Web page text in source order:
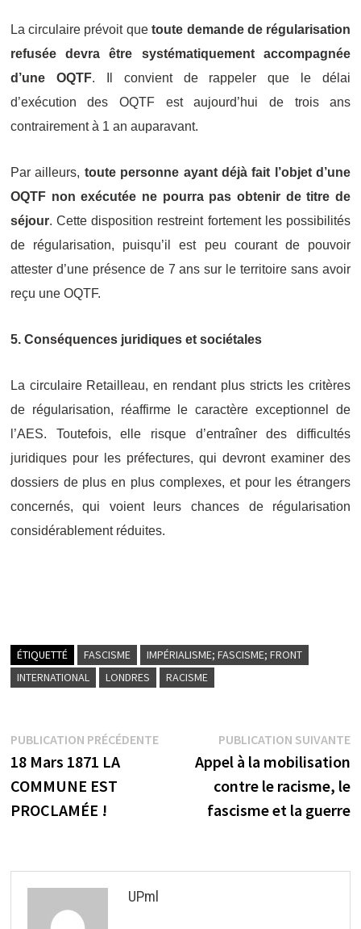
La circulaire prévoit quetoute demande de régularisation
refusée devra être systématiquement accompagnée
d’une OQTF. Il convient de rappeler que le délai
d’exécution des OQTF est aujourd’hui de trois ans
contrairement à 1 an auparavant.
Par ailleurs, toute personne ayant déjà fait l’objet d’une
OQTF non exécutée ne pourra pas obtenir de titre de
séjour. Cette disposition restreint fortement les possibilités
de régularisation, puisqu’il est peu courant de pouvoir
attester d’une présence de 7 ans sur le territoire sans avoir
reçu une OQTF.
5. Conséquences juridiques et sociétales
La circulaire Retailleau, en rendant plus stricts les critères
de régularisation, réaffirme le caractèreexceptionnel
de
l’AES. Toutefois, elle risque d’entraînerdes difficultés
juridiques pour les préfectures,qui devront examiner des
dossiers de plus en plus complexes, et pour les étrangers
concernés, qui voient leurschances de régularisation
considérablement réduites.
ÉTIQUETTÉ FASCISME
IMPÉRIALISME; FASCISME; FRONT
INTERNATIONAL
LONDRES RACISME
Navigation
de
l’article
PUBLICATION PRÉCÉDENTEPublication
précédente :
18 Mars 1871 LA
COMMUNE EST
PROCLAMÉE !
PUBLICATION SUIVANTE
Appel à la mobilisation
contre le racisme, le
fascisme et la guerre
UPml